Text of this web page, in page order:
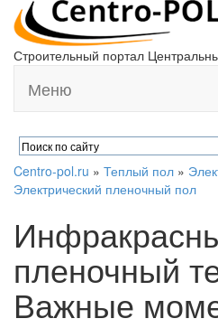
Строительный портал
Меню
Centro-pol.ru » Теплый пол »
Электрический пленочный пол
пленочный
Важные